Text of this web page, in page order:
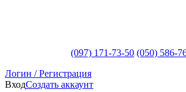
(097) 171-73-50 (050) 586-
Логин / Регистрация
ВходСоздать аккаунт